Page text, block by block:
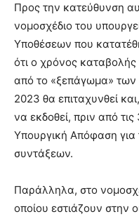
Προς την κατεύθυνση
νομοσχέδιο του
Υποθέσεων που
ότι ο χρόνος
από το «ξεπάγωμα» των
2023 θα επιταχυνθεί
να εκδοθεί, πριν από
Υπουργική Απόφαση
συντάξεων.
Παράλληλα, στο
οποίου εστιάζουν στην